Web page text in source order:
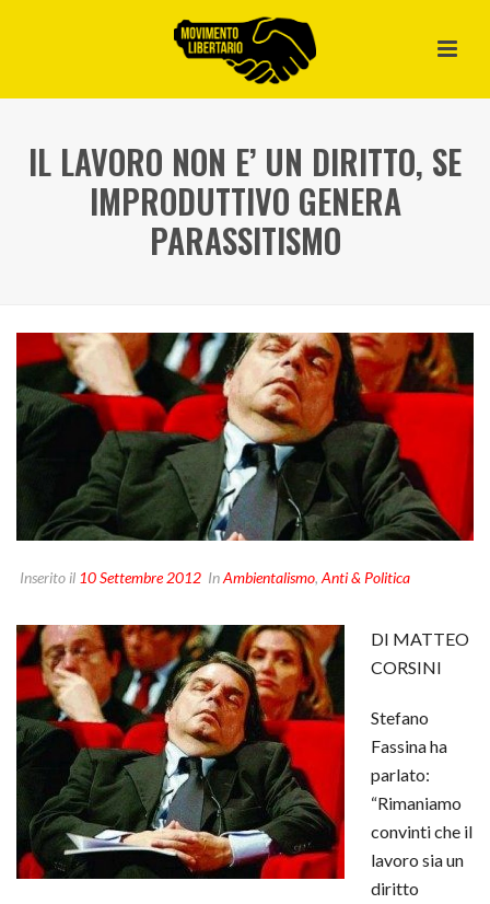
IL LAVORO NON E’ UN DIRITTO, SE
IMPRODUTTIVO GENERA
PARASSITISMO
Inserito il 10 Settembre 2012 InAmbientalismo, Anti & Politica
DI MATTEO
CORSINI
Stefano
Fassina ha
parlato:
“Rimaniamo
convinti che il
lavoro sia un
diritto